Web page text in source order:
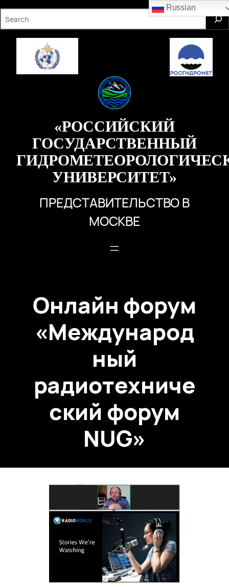
к
содержимому
S
r
«РОССИЙСКИЙ
ГОСУДАРСТВЕННЫЙ
УНИВЕРСИТЕТ»
ПРЕДСТАВИТЕЛЬСТВО В
МОСКВЕ
Онлайн форум
«Международ
ный
радиотехниче
ский форум
NUG»
Russian